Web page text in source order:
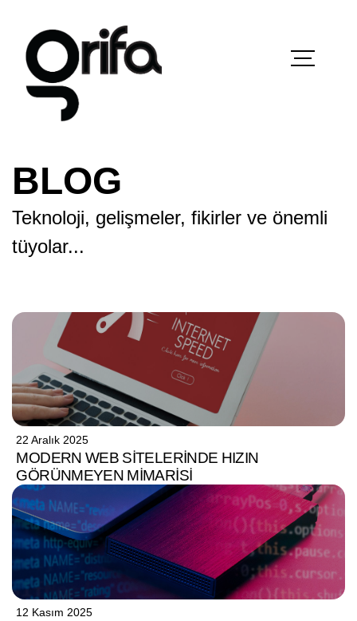
BLOG
Teknoloji, gelişmeler, fikirler ve önemli
tüyolar...
22 Aralık 2025
MODERN WEB SITELERINDE HIZIN
GÖRÜNMEYEN MIMARISI
12 Kasım 2025